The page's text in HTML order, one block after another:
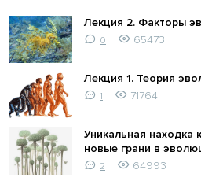
Лекция 2. Факторы
0 65473
Лекция 1. Теория
1 71764
Уникальная находка
новые грани в
2
64993